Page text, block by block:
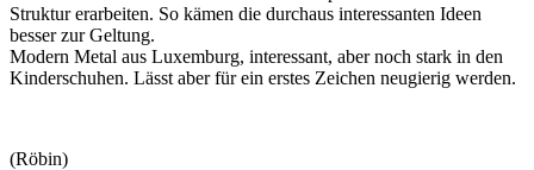
Struktur erarbeiten. So kämen die durchaus interessanten Ideen
besser zur Geltung.
Modern Metal aus Luxemburg, interessant, aber noch stark in den
Kinderschuhen. Lässt aber für ein erstes Zeichen neugierig werden.
(Röbin)